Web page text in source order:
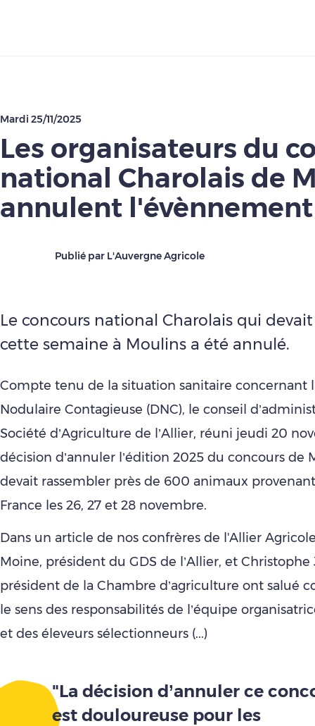
Mardi 25/11/2025
Les organisateurs du
national Charolais de
annulent l'évènnement
Publié par L'Auvergne Agricole
Le concours national Charolais qui
cette semaine à Moulins a été annulé.
Compte tenu de la situation sanitaire concernant
Nodulaire Contagieuse (DNC), le conseil
Société d’Agriculture de l’Allier, réuni jeudi 20
décision d’annuler l’édition 2025 du concours de
devait rassembler près de 600 animaux
France les 26, 27 et 28 novembre.
Dans un article de nos confrères de l'Allier
Moine, président du GDS de l’Allier, et Christophe
président de la Chambre d’agriculture ont salué
le sens des responsabilités de l’équipe
et des éleveurs sélectionneurs (...)
"La décision d’annuler ce
est douloureuse pour les